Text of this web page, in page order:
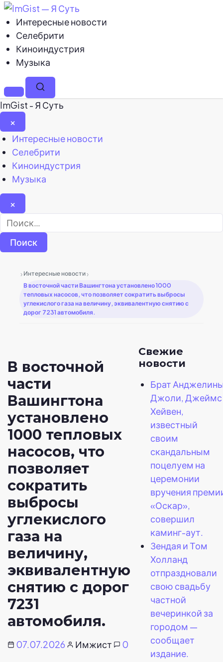
Интересные новости
Селебрити
Киноиндустрия
Музыка
МенюПоиск
ImGist - Я Суть
×
Закрыть
меню
Интересные новости
Селебрити
Киноиндустрия
Музыка
×
Найти:
› Интересные новости ›
В восточной части Вашингтона установлено 1000
тепловых насосов, что позволяет сократить выбросы
углекислого газа на величину, эквивалентную снятию с
дорог 7231 автомобиля.
В восточной
части
Вашингтона
установлено
1000 тепловых
насосов, что
позволяет
сократить
выбросы
углекислого
газа на
величину,
эквивалентную
снятию с дорог
7231
автомобиля.
07.07.2026 Имжист
0
Свежие
новости
Брат
Джоли, Джеймс
Хейвен,
известный
своим
скандальным
поцелуем на
церемонии
вручения
«Оскар»,
совершил
каминг-аут.
Зендая и Том
Холланд
отпраздновали
свою свадьбу
частной
вечеринкой за
городом —
сообщает
издание.